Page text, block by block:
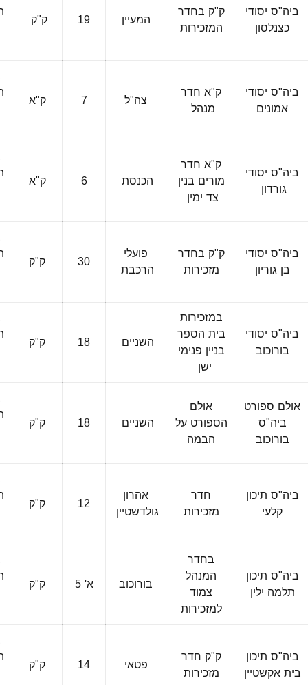
ביה"ס יסודי
כצנלסון
ק"ק בחדר
המזכירות המעיין 19 ק"ק
ביה"ס יסודי
אמונים
ק"א חדר
מנהל צה"ל 7 ק"א
ביה"ס יסודי
גורדון
ק"א חדר
מורים בנין
צד ימין
הכנסת 6 ק"א
ביה"ס יסודי
בן גוריון
ק"ק בחדר
מזכירות
פועלי
הרכבת 30 ק"ק
ביה"ס יסודי
בורוכוב
במזכירות
בית הספר
בניין פנימי
ישן
השניים 18 ק"ק
אולם ספורט
ביה"ס
בורוכוב
אולם
הספורט על
הבמה
השניים 18 ק"ק
ביה"ס תיכון
קלעי
חדר
מזכירות
אהרון
גולדשטיין 12 ק"ק
ביה"ס תיכון
תלמה ילין
בחדר
המנהל
צמוד
למזכירות
בורוכוב א' 5 ק"ק
ביה"ס תיכון
בית אקשטיין
ק"ק חדר
מזכירות פטאי 14 ק"ק